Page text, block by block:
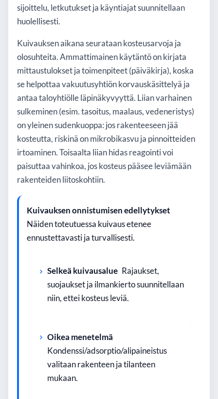
sijoittelu, letkutukset ja käyntiajat suunnitellaan
huolellisesti.
Kuivauksen aikana seurataan kosteusarvoja ja
olosuhteita. Ammattimainen käytäntö on kirjata
mittaustulokset ja toimenpiteet (päiväkirja), koska
se helpottaa vakuutusyhtiön korvauskäsittelyä ja
antaa taloyhtiölle läpinäkyvyyttä. Liian varhainen
sulkeminen (esim. tasoitus, maalaus, vedeneristys)
on yleinen sudenkuoppa: jos rakenteeseen jää
kosteutta, riskinä on mikrobikasvu ja pinnoitteiden
irtoaminen. Toisaalta liian hidas reagointi voi
paisuttaa vahinkoa, jos kosteus pääsee leviämään
rakenteiden liitoskohtiin.
Kuivauksen onnistumisen edellytykset
Näiden toteutuessa kuivaus etenee
ennustettavasti ja turvallisesti.
Selkeä kuivausalue Rajaukset,
suojaukset ja ilmankierto suunnitellaan
niin, ettei kosteus leviä.
Oikea menetelmä
Kondenssi/adsorptio/alipaineistus
valitaan rakenteen ja tilanteen
mukaan.